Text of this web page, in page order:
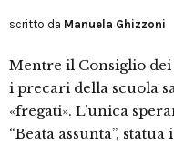
scritto da Manuela Ghizzoni
Mentre il Consiglio
i precari della scuola
«fregati». L’unica
“Beata assunta”,